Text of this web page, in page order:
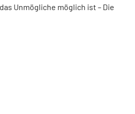
Unmögliche ­möglich ist – Die